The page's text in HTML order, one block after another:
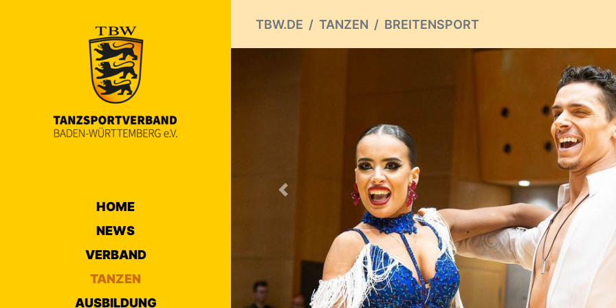
HOME
NEWS
VERBAND
TANZEN
AUSBILDUNG
TBW.DE TANZEN BREITENSPORT
Previous